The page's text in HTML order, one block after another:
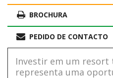
BROCHURA
PEDIDO DE CONTACTO
Investir em um resort
representa uma